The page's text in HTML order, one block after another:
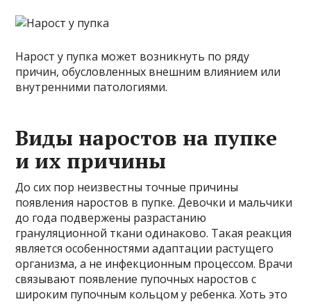
Нарост у пупка может возникнуть по ряду
причин, обусловленных внешним влиянием или
внутренними патологиями.
Виды наростов на пупке
и их причины
До сих пор неизвестны точные причины
появления наростов в пупке. Девочки и мальчики
до года подвержены разрастанию
грануляционной ткани одинаково. Такая реакция
является особенностями адаптации растущего
организма, а не инфекционным процессом. Врачи
связывают появление пупочных наростов с
широким пупочным кольцом у ребенка. Хоть это